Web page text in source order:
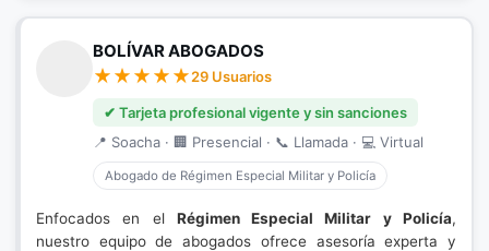
BOLÍVAR ABOGADOS
29 Usuarios
✔ Tarjeta profesional vigente y sin sanciones
📍 Soacha · 🏢 Presencial · 📞 Llamada · 💻 Virtual
Abogado de Régimen Especial Militar y Policía
Enfocados en el Régimen Especial Militar y Policía,
nuestro equipo de abogados ofrece asesoría experta y